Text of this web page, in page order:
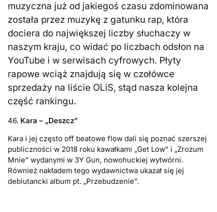
muzyczna już od jakiegoś czasu zdominowana
została przez muzykę z gatunku rap, która
dociera do największej liczby słuchaczy w
naszym kraju, co widać po liczbach odsłon na
YouTube i w serwisach cyfrowych. Płyty
rapowe wciąż znajdują się w czołówce
sprzedaży na liście OLiS, stąd nasza kolejna
część rankingu.
46. Kara – „Deszcz”
Kara i jej często off beatowe flow dali się poznać szerszej
publiczności w 2018 roku kawałkami „Get Low” i „Zrozum
Mnie” wydanymi w 3Y Gun, nowohuckiej wytwórni.
Również nakładem tego wydawnictwa ukazał się jej
debiutancki album pt. „Przebudzenie”.